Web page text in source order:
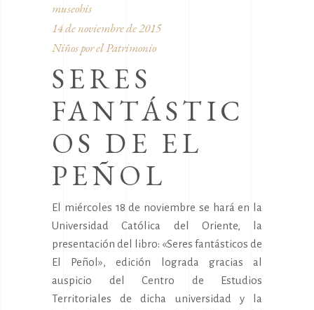
museohis
14 de noviembre de 2015
Niños por el Patrimonio
SERES
FANTÁSTIC
OS DE EL
PEÑOL
El miércoles 18 de noviembre se hará en la
Universidad Católica del Oriente, la
presentación del libro: «Seres fantásticos de
El Peñol», edición lograda gracias al
auspicio del Centro de Estudios
Territoriales de dicha universidad y la